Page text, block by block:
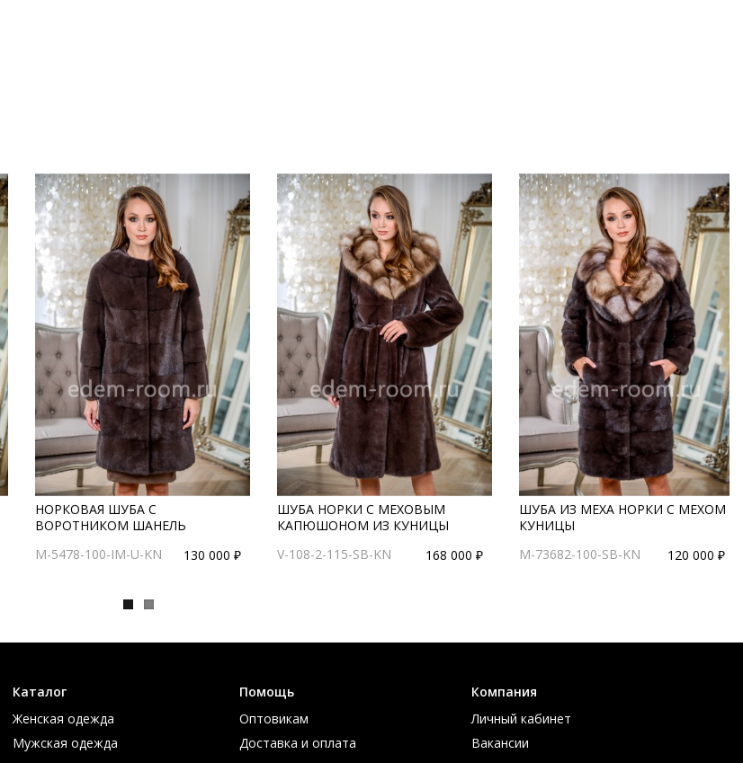
НОРКОВАЯ ШУБА С
ВОРОТНИКОМ ШАНЕЛЬ
M-5478-100-IM-U-KN
130 000 ₽
ШУБА НОРКИ С МЕХОВЫМ
КАПЮШОНОМ ИЗ КУНИЦЫ
V-108-2-115-SB-KN
168 000 ₽
ШУБА ИЗ МЕХА НОРКИ С МЕХОМ
КУНИЦЫ
M-73682-100-SB-KN
120 000 ₽
Каталог
Женская одежда
Мужская одежда
Помощь
Оптовикам
Доставка и оплата
Компания
Личный кабинет
Вакансии